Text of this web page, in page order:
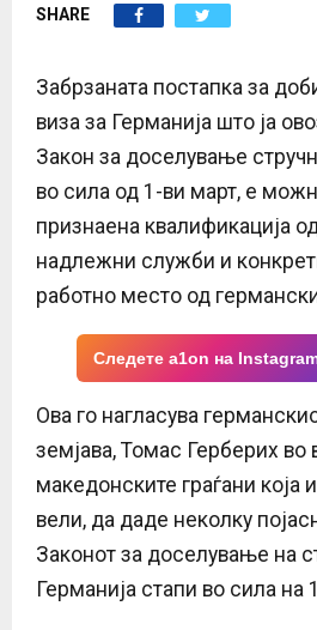
E
N
U
SHARE
Забрзаната постапка за
виза за Германија што ја
Закон за доселување
во сила од 1-ви март, е
признаена квалификација
надлежни служби и
работно место од
Следете a1on на
Ова го нагласува
земјава, Томас Герберих во
македонските граѓани која
вели, да даде неколку
Законот за доселување на
Германија стапи во сила на